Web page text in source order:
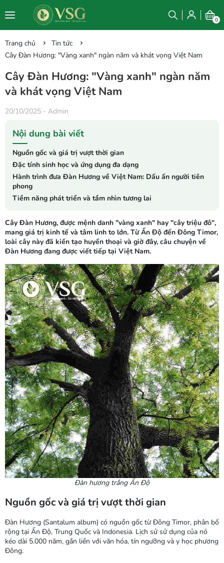
0
Trang chủ
Tin tức
Cây Đàn Hương: "Vàng xanh" ngàn năm và khát vọng Việt Nam
Cây Đàn Hương: "Vàng xanh" ngàn năm
và khát vọng Việt Nam
20/10/2025 - Admin
Nội dung bài viết
Nguồn gốc và giá trị vượt thời gian
Đặc tính sinh học và ứng dụng đa dạng
Hành trình đưa Đàn Hương về Việt Nam: Dấu ấn người tiên
phong
Tiềm năng phát triển và tầm nhìn tương lai
Cây Đàn Hương, được mệnh danh "vàng xanh" hay "cây triệu đô",
mang giá trị kinh tế và tâm linh to lớn. Từ Ấn Độ đến Đông Timor,
loài cây này đã kiến tạo huyền thoại và giờ đây, câu chuyện về
Đàn Hương đang được viết tiếp tại Việt Nam.
Đàn hương trắng Ấn Độ
Nguồn gốc và giá trị vượt thời gian
Đàn Hương (Santalum album) có nguồn gốc từ Đông Timor, phân bố
rộng tại Ấn Độ, Trung Quốc và Indonesia. Lịch sử sử dụng của nó
kéo dài 5.000 năm, gắn liền với văn hóa, tín ngưỡng và y học phương
Đông.